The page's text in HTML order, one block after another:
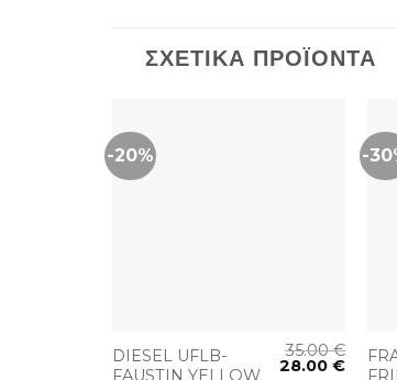
ΣΧΕΤΙΚΆ ΠΡΟΪΌΝΤΑ
-20%
DIESEL UFLB-
FAUSTIN YELLOW
35.00€
28.00€
-